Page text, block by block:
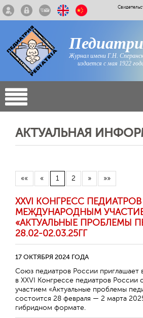
Журнал имени Г.Н.
издается с мая 1922
АКТУАЛЬНАЯ
«« « 1 2 » »»
ХХVI КОНГРЕСС
МЕЖДУНАРОДНЫМ
«АКТУАЛЬНЫЕ ПРОБЛЕМЫ
28.02-02.03.25ГГ
17 ОКТЯБРЯ 2024 ГОДА
Союз педиатров России приглашает
в ХХVI Конгрессе педиатров
участием «Актуальные проблемы
состоится 28 февраля — 2 марта
гибридном формате.